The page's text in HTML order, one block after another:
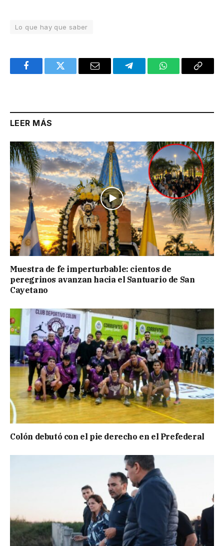
Lo que hay que saber
FacebookTwitter Email TelegramWhatsAppCopy
LEER MÁS
Muestra de fe imperturbable: cientos de
peregrinos avanzan hacia el Santuario de San
Cayetano
Colón debutó con el pie derecho en el Prefederal